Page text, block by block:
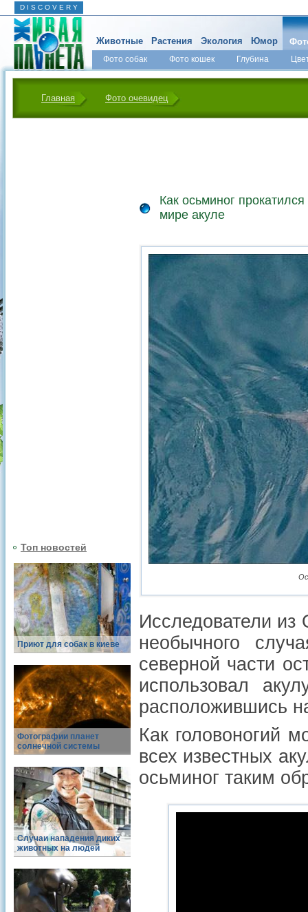
D I S C O V E R Y
Животные Растения Экология Юмор
Фото собак Фото кошек Глубина
Главная Фото очевидец
Топ новостей
Приют для собак в киеве
Фотографии планет
солнечной системы
Случаи нападения диких
животных на людей
Как осьминог
мире акуле
Исследователи из
необычного
северной части
использовал
расположившись
Как головоногий
всех известных
осьминог таким